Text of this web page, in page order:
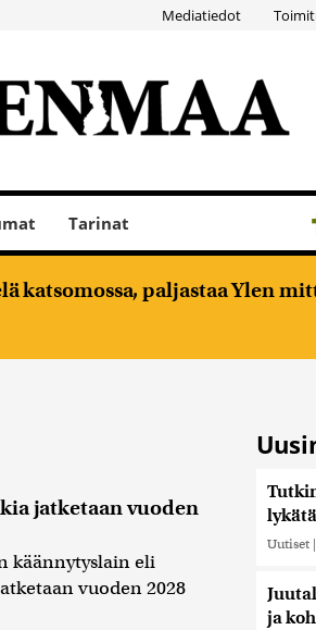
Mediatiedot
Tarinat
katsomossa, paljastaa Ylen
jatketaan vuoden
käännytyslain eli
vuoden 2028
Uutiset |
ja